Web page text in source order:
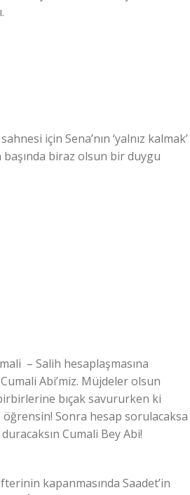
için Sena’nın ‘yalnız kalmak’
başında biraz olsun bir duygu
– Salih hesaplaşmasına
Abi’miz. Müjdeler olsun
bıçak savururken ki
Sonra hesap sorulacaksa
Cumali Bey Abi!
kapanmasında Saadet’in